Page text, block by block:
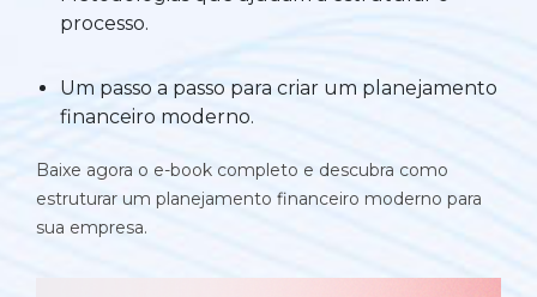
Complexidade Alta
Conheça o produto
Demonstração Gratuita
processo.
Um passo a passo para criar um planejamento
financeiro moderno.
Baixe agora o e-book completo e descubra como
estruturar um planejamento financeiro moderno para
sua empresa.